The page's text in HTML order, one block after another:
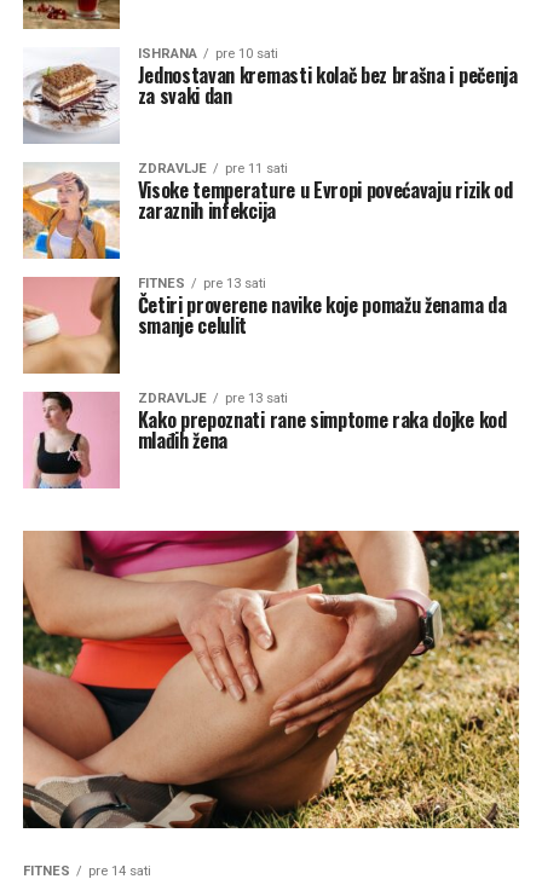
ISHRANA pre 10 sati
Jednostavan kremasti kolač bez brašna i pečenja
za svaki dan
ZDRAVLJE pre 11 sati
Visoke temperature u Evropi povećavaju rizik od
zaraznih infekcija
FITNES pre 13 sati
Četiri proverene navike koje pomažu ženama da
smanje celulit
ZDRAVLJE pre 13 sati
Kako prepoznati rane simptome raka dojke kod
mlađih žena
FITNES pre 14 sati